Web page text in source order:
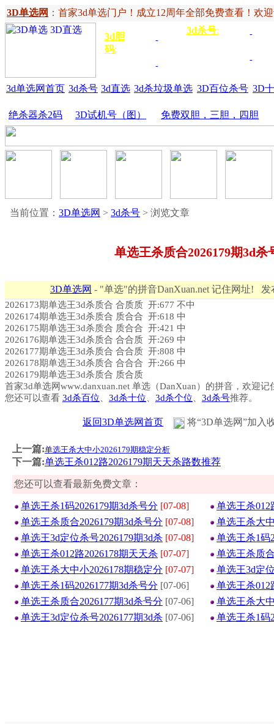
3D单选网 ： 首家3d单选门户！成立12周年全部免费查看！欢
3d胆
码:
3d杀号:
3d单选网首页 3d杀号 3d直选 3d杀垃圾单选 3D百位杀号 3D
绝杀器杀2码 3D试机号（图） 免费双胆，三胆，四胆
当前位置： 3D单选网 > 3d杀号 > 浏览文章
单选王杀质合2026179期3d杀
3D单选网 - "单选"的拼音DanXuan.net 记住网址! 发
2026173期单选王3d杀质合 合质质 开:677 不中
2026174期单选王3d杀质合 质合合 开:618 中
2026175期单选王3d杀质合 质合合 开:421 中
2026176期单选王3d杀质合 合合质 开:269 中
2026177期单选王3d杀质合 合合质 开:808 中
2026178期单选王3d杀质合 合合合 开:266 中
2026179期单选王3d杀质合 质合质
首家3d单选网www.danxuan.net 单选（DanXuan）的拼音，欢迎记
您还可以查看 3d杀百位 3d杀十位 3d杀个位 3d杀号推荐。
返回3D单选网首页 将“3D单选网”加入
上一篇:单选王杀大中小2026179期稳定分析
下一篇:单选王杀012路2026179期天天杀路数推荐
您还可以查看最新免费文章：
单选王杀1码2026179期3d杀号分 [07-08]
单选王杀012
单选王杀质合2026179期3d杀号分 [07-08]
单选王杀大
单选王3d定位杀号2026179期3d杀 [07-08]
单选王杀1码
单选王杀012路2026178期天天杀 [07-07]
单选王杀质
单选王杀大中小2026178期稳定分 [07-07]
单选王3d定
单选王杀1码2026177期3d杀号分 [07-06]
单选王杀012
单选王杀质合2026177期3d杀号分 [07-06]
单选王杀大
单选王3d定位杀号2026177期3d杀 [07-06] 单选王杀1码